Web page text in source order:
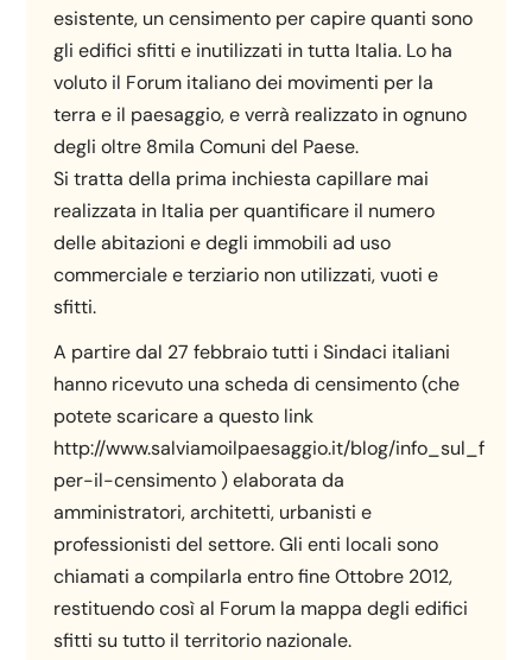
esistente, un censimento per capire quanti sono
gli edifici sfitti e inutilizzati in tutta Italia. Lo ha
voluto il Forum italiano dei movimenti per la
terra e il paesaggio, e verrà realizzato in ognuno
degli oltre 8mila Comuni del Paese.
Si tratta della prima inchiesta capillare mai
realizzata in Italia per quantificare il numero
delle abitazioni e degli immobili ad uso
commerciale e terziario non utilizzati, vuoti e
sfitti.
A partire dal 27 febbraio tutti i Sindaci italiani
hanno ricevuto una scheda di censimento (che
potete scaricare a questo link
http://www.salviamoilpaesaggio.it/blog/
per-il-censimento ) elaborata da
amministratori, architetti, urbanisti e
professionisti del settore. Gli enti locali sono
chiamati a compilarla entro fine Ottobre 2012,
restituendo così al Forum la mappa degli edifici
sfitti su tutto il territorio nazionale.